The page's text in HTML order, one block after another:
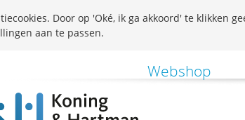
Door op 'Oké, ik ga akkoord' te klikken
aan te passen.